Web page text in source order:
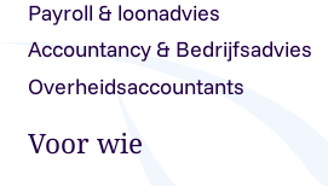
Payroll & loonadvies
Accountancy & Bedrijfsadvies
Overheidsaccountants
Voor wie